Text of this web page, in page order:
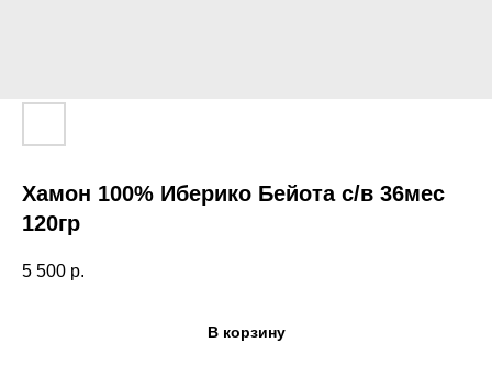
Хамон 100% Иберико Бейота с/в 36мес
120гр
5 500 р.
В корзину